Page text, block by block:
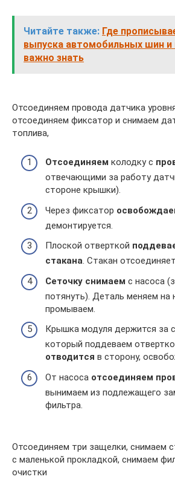
Читайте также: Где
выпуска автомобильных шин и
важно знать
Отсоединяем провода датчика
отсоединяем фиксатор и снимаем
топлива,
Отсоединяем колодку с
отвечающими за работу
стороне крышки).
Через фиксатор
демонтируется.
Плоской отверткой
стакана. Стакан
Сеточку снимаем с насоса
потянуть). Деталь меняем на
промываем.
Крышка модуля держится за
который поддеваем
отводится в сторону,
От насоса отсоединяем
вынимаем из подлежащего
фильтра.
Отсоединяем три защелки, снимаем
с маленькой прокладкой, снимаем
очистки